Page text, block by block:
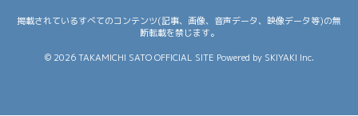
掲載されているすべてのコンテンツ(記事、画像、音声データ、映像データ等)の無
断転載を禁じます。
© 2026 TAKAMICHI SATO OFFICIAL SITE Powered by SKIYAKI Inc.